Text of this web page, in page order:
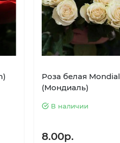
Роза белая Mondial
(Мондиаль)
В наличии
8.00р.